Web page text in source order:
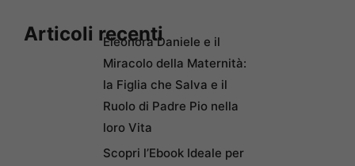
Articoli recentiEleonora Daniele e il
Miracolo della Maternità:
la Figlia che Salva e il
Ruolo di Padre Pio nella
loro Vita
Scopri l’Ebook Ideale per